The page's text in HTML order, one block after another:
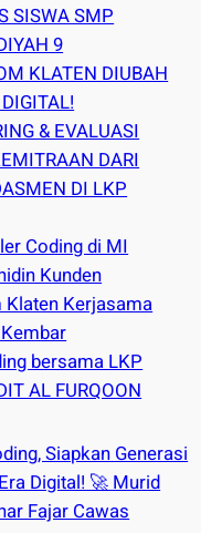
SISWA SMP
9
KLATEN DIUBAH
& EVALUASI
DARI
DI LKP
Coding di MI
Kunden
Klaten Kerjasama
bersama LKP
AL FURQOON
Siapkan Generasi
Digital! 🚀 Murid
Fajar Cawas